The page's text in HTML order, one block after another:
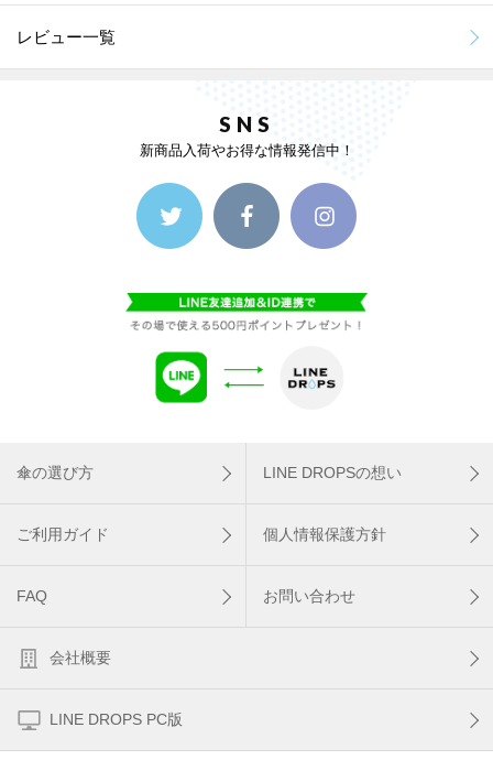
レビュー一覧
SNS
新商品入荷やお得な情報発信中！
傘の選び方 LINE DROPSの想い
ご利用ガイド 個人情報保護方針
FAQ お問い合わせ
会社概要
LINE DROPS PC版